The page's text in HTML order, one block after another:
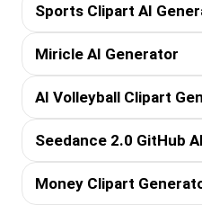
Sports Clipart AI
Miricle AI Generator
AI Volleyball Clipart
Seedance 2.0 GitHub
Money Clipart